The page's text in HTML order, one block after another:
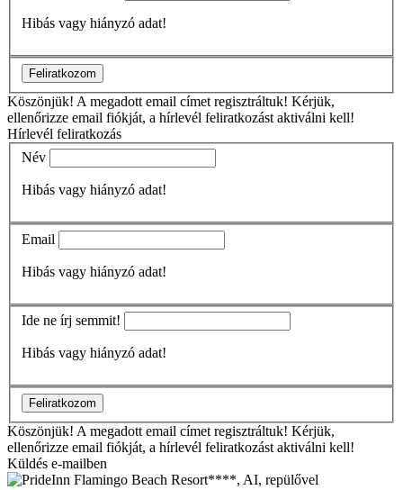
Hibás vagy hiányzó adat!
Feliratkozom
Köszönjük! A megadott email címet regisztráltuk! Kérjük,
ellenőrizze email fiókját, a hírlevél feliratkozást aktiválni kell!
Hírlevél feliratkozás
Név
Hibás vagy hiányzó adat!
Email
Hibás vagy hiányzó adat!
Ide ne írj semmit!
Hibás vagy hiányzó adat!
Feliratkozom
Köszönjük! A megadott email címet regisztráltuk! Kérjük,
ellenőrizze email fiókját, a hírlevél feliratkozást aktiválni kell!
Küldés e-mailben